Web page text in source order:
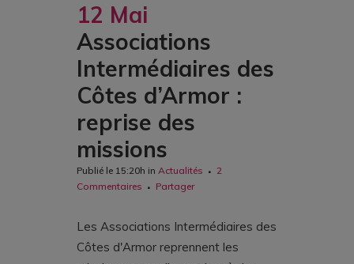
12 Mai
Associations
Intermédiaires des
Côtes d’Armor :
reprise des
missions
Publié le 15:20h in Actualités
2
Commentaires
Partager
Les Associations Intermédiaires des
Côtes d'Armor reprennent les